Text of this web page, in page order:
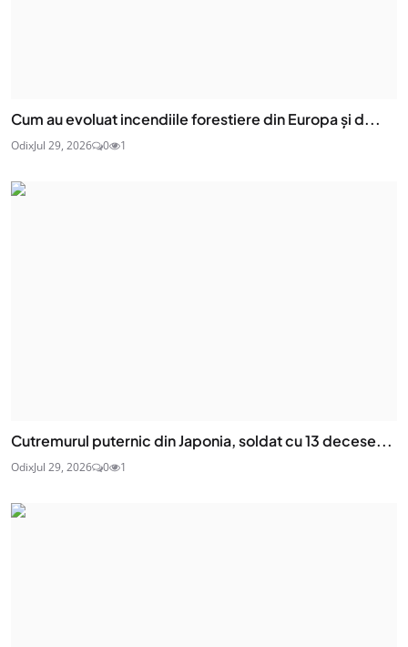
Cum au evoluat incendiile forestiere din Europa și d...
OdixJul 29, 2026 0 1
Cutremurul puternic din Japonia, soldat cu 13 decese...
OdixJul 29, 2026 0 1